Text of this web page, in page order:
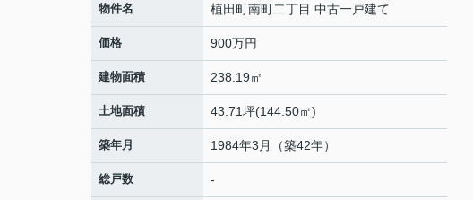
物件名 植田町南町二丁目 中古一戸建て
価格 900万円
建物面積 238.19㎡
土地面積 43.71坪(144.50㎡)
築年月 1984年3月（築42年）
総戸数 -